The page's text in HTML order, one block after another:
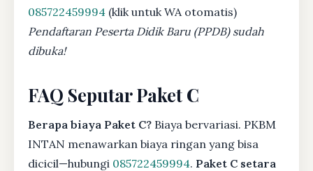
085722459994 (klik untuk WA otomatis)
Pendaftaran Peserta Didik Baru (PPDB) sudah
dibuka!
FAQ Seputar Paket C
Berapa biaya Paket C? Biaya bervariasi. PKBM
INTAN menawarkan biaya ringan yang bisa
dicicil—hubungi 085722459994. Paket C setara